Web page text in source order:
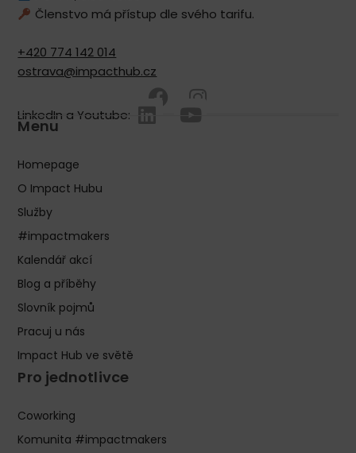
Členstvo má přístup dle svého tarifu.
+420 774 142 014
ostrava@impacthub.cz
LinkedIn a Youtube:
Menu
Homepage
O Impact Hubu
Služby
#impactmakers
Kalendář akcí
Blog a příběhy
Slovník pojmů
Pracuj u nás
Impact Hub ve světě
Pro jednotlivce
Coworking
Komunita #impactmakers